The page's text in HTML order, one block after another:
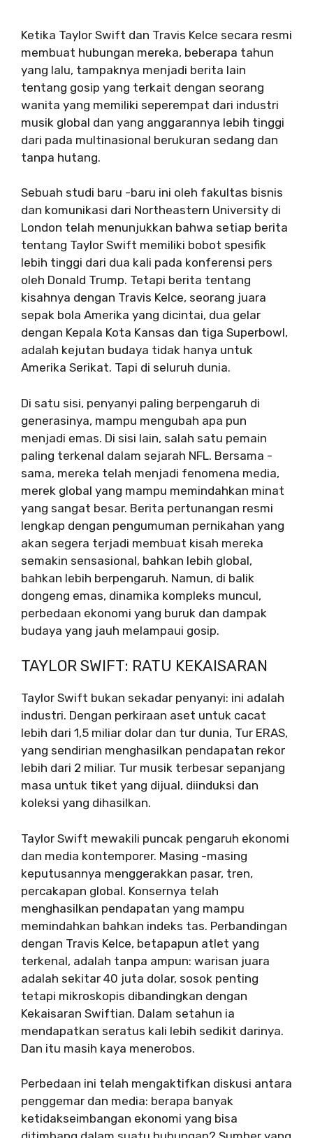
Ketika Taylor Swift dan Travis Kelce secara resmi
membuat hubungan mereka, beberapa tahun
yang lalu, tampaknya menjadi berita lain
tentang gosip yang terkait dengan seorang
wanita yang memiliki seperempat dari industri
musik global dan yang anggarannya lebih tinggi
dari pada multinasional berukuran sedang dan
tanpa hutang.
Sebuah studi baru -baru ini oleh fakultas bisnis
dan komunikasi dari Northeastern University di
London telah menunjukkan bahwa setiap berita
tentang Taylor Swift memiliki bobot spesifik
lebih tinggi dari dua kali pada konferensi pers
oleh Donald Trump. Tetapi berita tentang
kisahnya dengan Travis Kelce, seorang juara
sepak bola Amerika yang dicintai, dua gelar
dengan Kepala Kota Kansas dan tiga Superbowl,
adalah kejutan budaya tidak hanya untuk
Amerika Serikat. Tapi di seluruh dunia.
Di satu sisi, penyanyi paling berpengaruh di
generasinya, mampu mengubah apa pun
menjadi emas. Di sisi lain, salah satu pemain
paling terkenal dalam sejarah NFL. Bersama -
sama, mereka telah menjadi fenomena media,
merek global yang mampu memindahkan minat
yang sangat besar. Berita pertunangan resmi
lengkap dengan pengumuman pernikahan yang
akan segera terjadi membuat kisah mereka
semakin sensasional, bahkan lebih global,
bahkan lebih berpengaruh. Namun, di balik
dongeng emas, dinamika kompleks muncul,
perbedaan ekonomi yang buruk dan dampak
budaya yang jauh melampaui gosip.
TAYLOR SWIFT: RATU KEKAISARAN
Taylor Swift bukan sekadar penyanyi: ini adalah
industri. Dengan perkiraan aset untuk cacat
lebih dari 1,5 miliar dolar dan tur dunia, Tur ERAS,
yang sendirian menghasilkan pendapatan rekor
lebih dari 2 miliar. Tur musik terbesar sepanjang
masa untuk tiket yang dijual, diinduksi dan
koleksi yang dihasilkan.
Taylor Swift mewakili puncak pengaruh ekonomi
dan media kontemporer. Masing -masing
keputusannya menggerakkan pasar, tren,
percakapan global. Konsernya telah
menghasilkan pendapatan yang mampu
memindahkan bahkan indeks tas. Perbandingan
dengan Travis Kelce, betapapun atlet yang
terkenal, adalah tanpa ampun: warisan juara
adalah sekitar 40 juta dolar, sosok penting
tetapi mikroskopis dibandingkan dengan
Kekaisaran Swiftian. Dalam setahun ia
mendapatkan seratus kali lebih sedikit darinya.
Dan itu masih kaya menerobos.
Perbedaan ini telah mengaktifkan diskusi antara
penggemar dan media: berapa banyak
ketidakseimbangan ekonomi yang bisa